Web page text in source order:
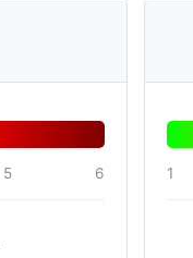
5 6 1